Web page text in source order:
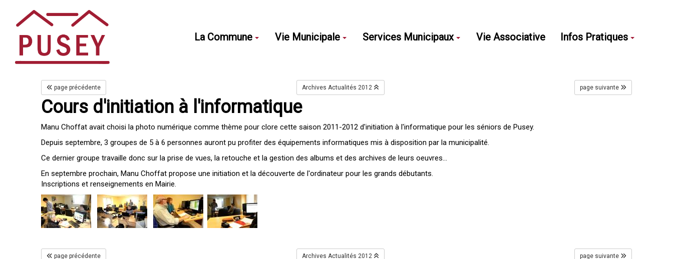
La Commune Vie Municipale Services Municipaux Vie Associative Infos Pratiques
page précédente Archives Actualités 2012 page suivante
Cours d'initiation à l'informatique
Manu Choffat avait choisi la photo numérique comme thème pour clore cette saison 2011-2012 d'initiation à l'informatique pour les séniors de Pusey.
Depuis septembre, 3 groupes de 5 à 6 personnes auront pu profiter des équipements informatiques mis à disposition par la municipalité.
Ce dernier groupe travaille donc sur la prise de vues, la retouche et la gestion des albums et des archives de leurs oeuvres...
En septembre prochain, Manu Choffat propose une initiation et la découverte de l'ordinateur pour les grands débutants.
Inscriptions et renseignements en Mairie.
page précédente Archives Actualités 2012 page suivante